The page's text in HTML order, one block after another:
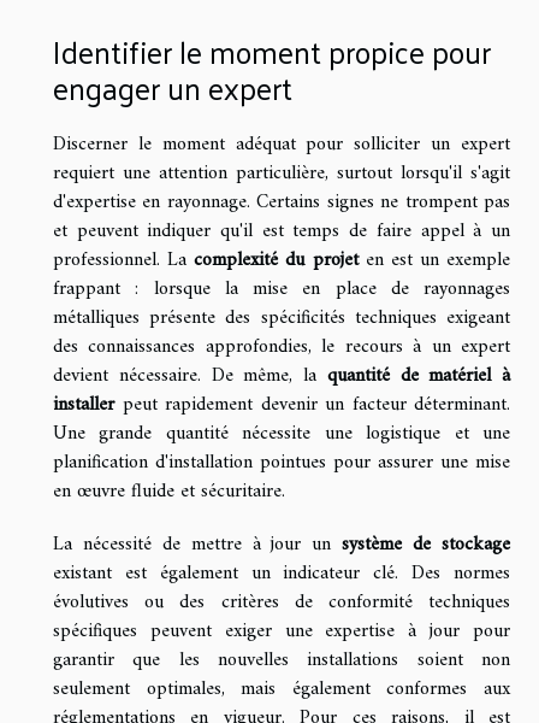
Identifier le moment propice pour
engager un expert
Discerner le moment adéquat pour solliciter un expert
requiert une attention particulière, surtout lorsqu'il s'agit
d'expertise en rayonnage. Certains signes ne trompent pas
et peuvent indiquer qu'il est temps de faire appel à un
professionnel. Lacomplexité du projeten est un exemple
frappant : lorsque la mise en place de rayonnages
métalliques présente des spécificités techniques exigeant
des connaissances approfondies, le recours à un expert
devient nécessaire. De même, la quantité de matériel à
installerpeut rapidement devenir un facteur déterminant.
Une grande quantité nécessite une logistique et une
planification d'installation pointues pour assurer une mise
en œuvre fluide et sécuritaire.
La nécessité de mettre à jour unsystème de stockage
existant est également un indicateur clé. Des normes
évolutives ou des critères de conformité techniques
spécifiques peuvent exiger une expertise à jour pour
garantir que les nouvelles installations soient non
seulement optimales, mais également conformes aux